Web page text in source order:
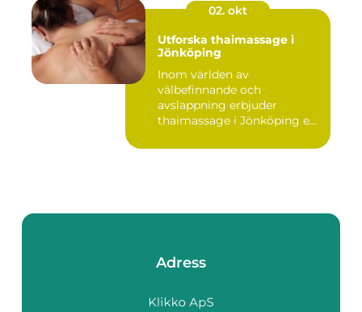
02. okt
Utforska thaimassage i
Jönköping
Inom världen av
välbefinnande och
avslappning erbjuder
thaimassage i Jönköping e...
Adress